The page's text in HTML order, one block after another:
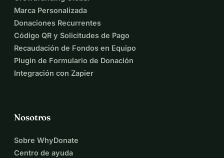
Marca Personalizada
Donaciones Recurrentes
Código QR y Solicitudes de Pago
Recaudación de Fondos en Equipo
Plugin de Formulario de Donación
Integración con Zapier
Nosotros
Sobre WhyDonate
Centro de ayuda